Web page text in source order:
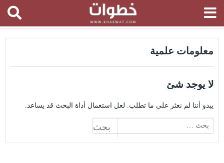
معلومات علمية
لا يوجد شئ
يبدو أننا لم نعثر على ما تطلب. لعل استعمال أداة البحث قد يساعد.
عن: